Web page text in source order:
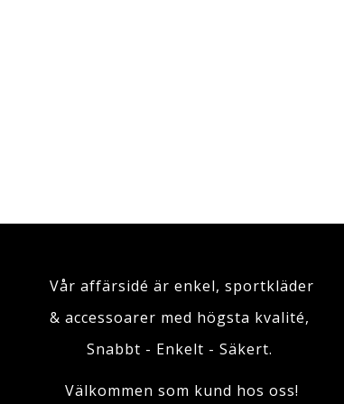
Vår affärsidé är enkel, sportkläder
& accessoarer med högsta kvalité,
Snabbt - Enkelt - Säkert.
Välkommen som kund hos oss!